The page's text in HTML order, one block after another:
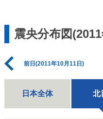
震央分布図
前日(2011年10月11日)
日本全体 北